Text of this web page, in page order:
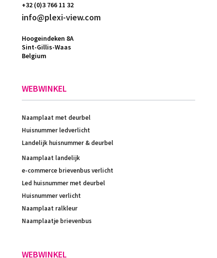
+32 (0)3 766 11 32
info@plexi-view.com
Hoogeindeken 8A
Sint-Gillis-Waas
Belgium
WEBWINKEL
Naamplaat met deurbel
Huisnummer ledverlicht
Landelijk huisnummer & deurbel
Naamplaat landelijk
e-commerce brievenbus verlicht
Led huisnummer met deurbel
Huisnummer verlicht
Naamplaat ralkleur
Naamplaatje brievenbus
WEBWINKEL